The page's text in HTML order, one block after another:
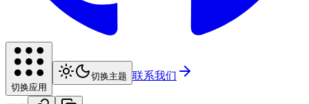
切换应用
切换主题 联系我们